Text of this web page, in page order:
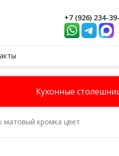
+7 (926) 234-
Кухонные
матовый кромка цвет